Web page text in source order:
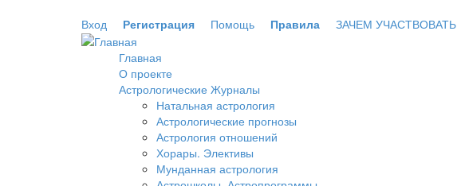
Вход
Регистрация Помощь Правила ЗАЧЕМ УЧАСТВОВАТЬ
Главная
О проекте
Астрологические Журналы
Натальная астрология
Астрологические прогнозы
Астрология отношений
Хорары. Элективы
Мунданная астрология